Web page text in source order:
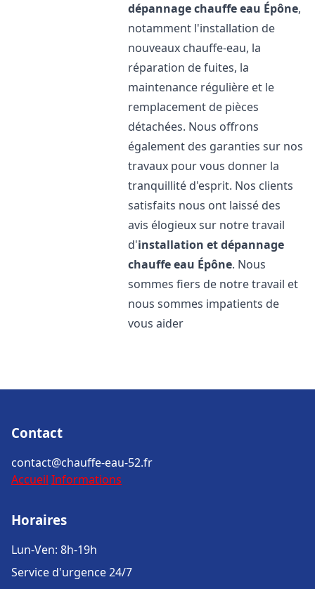
dépannage chauffe eau Épône,
notamment l'installation de
nouveaux chauffe-eau, la
réparation de fuites, la
maintenance régulière et le
remplacement de pièces
détachées. Nous offrons
également des garanties sur nos
travaux pour vous donner la
tranquillité d'esprit. Nos clients
satisfaits nous ont laissé des
avis élogieux sur notre travail
d'installation et dépannage
chauffe eau Épône. Nous
sommes fiers de notre travail et
nous sommes impatients de
vous aider
Contact
contact@chauffe-eau-52.fr
Accueil Informations
Horaires
Lun-Ven: 8h-19h
Service d'urgence 24/7